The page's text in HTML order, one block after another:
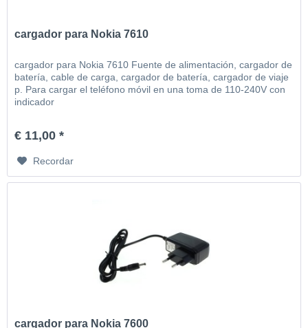
cargador para Nokia 7610
cargador para Nokia 7610 Fuente de alimentación, cargador de
batería, cable de carga, cargador de batería, cargador de viaje
p. Para cargar el teléfono móvil en una toma de 110-240V con
indicador
€ 11,00 *
Recordar
cargador para Nokia 7600